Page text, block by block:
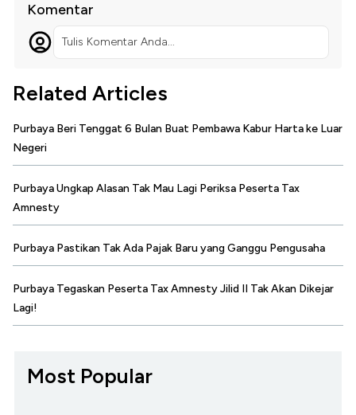
Komentar
Tulis Komentar Anda...
Related Articles
Purbaya Beri Tenggat 6 Bulan Buat Pembawa Kabur Harta ke Luar
Negeri
Purbaya Ungkap Alasan Tak Mau Lagi Periksa Peserta Tax
Amnesty
Purbaya Pastikan Tak Ada Pajak Baru yang Ganggu Pengusaha
Purbaya Tegaskan Peserta Tax Amnesty Jilid II Tak Akan Dikejar
Lagi!
Most Popular